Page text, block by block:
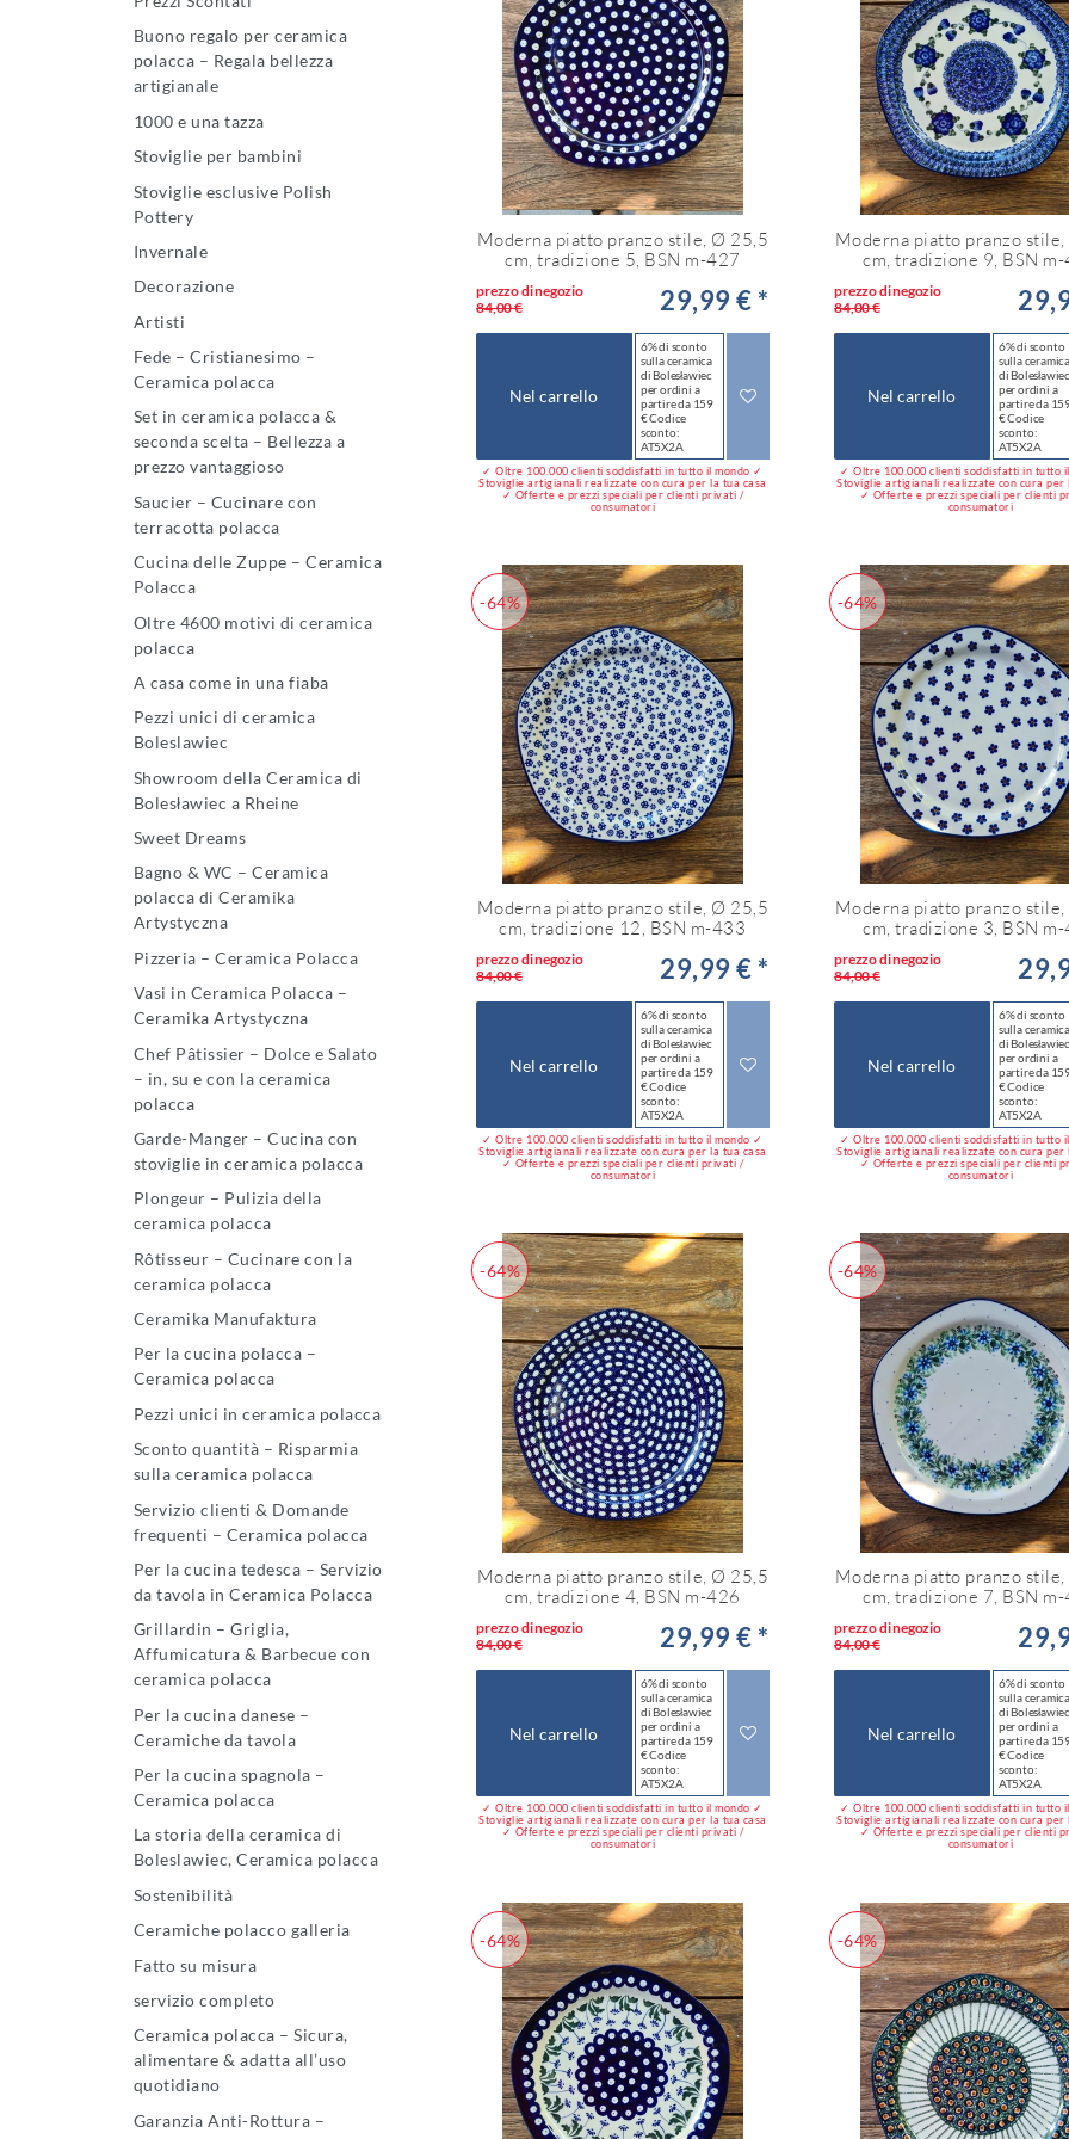
Buono regalo per ceramica
polacca – Regala bellezza
artigianale
1000 e una tazza
Stoviglie per bambini
Stoviglie esclusive Polish
Pottery
Invernale
Decorazione
Artisti
Fede – Cristianesimo –
Ceramica polacca
Set in ceramica polacca &
seconda scelta – Bellezza a
prezzo vantaggioso
Saucier – Cucinare con
terracotta polacca
Cucina delle Zuppe – Ceramica
Polacca
Oltre 4600 motivi di ceramica
polacca
A casa come in una fiaba
Pezzi unici di ceramica
Boleslawiec
Showroom della Ceramica di
Bolesławiec a Rheine
Sweet Dreams
Bagno & WC – Ceramica
polacca di Ceramika
Artystyczna
Pizzeria – Ceramica Polacca
Vasi in Ceramica Polacca –
Ceramika Artystyczna
Chef Pâtissier – Dolce e Salato
– in, su e con la ceramica
polacca
Garde-Manger – Cucina con
stoviglie in ceramica polacca
Plongeur – Pulizia della
ceramica polacca
Rôtisseur – Cucinare con la
ceramica polacca
Ceramika Manufaktura
Per la cucina polacca –
Ceramica polacca
Pezzi unici in ceramica polacca
Sconto quantità – Risparmia
sulla ceramica polacca
Servizio clienti & Domande
frequenti – Ceramica polacca
Per la cucina tedesca – Servizio
da tavola in Ceramica Polacca
Grillardin – Griglia,
Affumicatura & Barbecue con
ceramica polacca
Per la cucina danese –
Ceramiche da tavola
Per la cucina spagnola –
Ceramica polacca
La storia della ceramica di
Boleslawiec, Ceramica polacca
Sostenibilità
Ceramiche polacco galleria
Fatto su misura
servizio completo
Ceramica polacca – Sicura,
alimentare & adatta all’uso
quotidiano
Garanzia Anti-Rottura –
Moderna piatto pranzo stile, Ø 25,5
cm, tradizione 5, BSN m-427
prezzo di negozio
84,00 €
29,99 € *
Nel carrello
6% di sconto
sulla ceramica
di Bolesławiec
per ordini a
partire da 159
€ Codice
sconto:
AT5X2A
✓ Oltre 100.000 clienti soddisfatti in tutto il mondo ✓
Stoviglie artigianali realizzate con cura per la tua casa
✓ Offerte e prezzi speciali per clienti privati /
consumatori
Moderna piatto pranzo
cm, tradizione 9, BSN
prezzo di negozio
84,00 €
Nel carrello
6% di sconto
sulla ceramica
di Bolesławiec
per ordini a
partire da
€ Codice
sconto:
AT5X2A
✓ Oltre 100.000 clienti soddisfatti in tutto
Stoviglie artigianali realizzate con cura per
✓ Offerte e prezzi speciali per clienti
consumatori
-64%
Moderna piatto pranzo stile, Ø 25,5
cm, tradizione 12, BSN m-433
prezzo di negozio
84,00 €
29,99 € *
Nel carrello
6% di sconto
sulla ceramica
di Bolesławiec
per ordini a
partire da 159
€ Codice
sconto:
AT5X2A
✓ Oltre 100.000 clienti soddisfatti in tutto il mondo ✓
Stoviglie artigianali realizzate con cura per la tua casa
✓ Offerte e prezzi speciali per clienti privati /
consumatori
-64%
Moderna piatto pranzo
cm, tradizione 3, BSN
prezzo di negozio
84,00 €
Nel carrello
6% di sconto
sulla ceramica
di Bolesławiec
per ordini a
partire da
€ Codice
sconto:
AT5X2A
✓ Oltre 100.000 clienti soddisfatti in tutto
Stoviglie artigianali realizzate con cura per
✓ Offerte e prezzi speciali per clienti
consumatori
-64%
Moderna piatto pranzo stile, Ø 25,5
cm, tradizione 4, BSN m-426
prezzo di negozio
84,00 €
29,99 € *
Nel carrello
6% di sconto
sulla ceramica
di Bolesławiec
per ordini a
partire da 159
€ Codice
sconto:
AT5X2A
✓ Oltre 100.000 clienti soddisfatti in tutto il mondo ✓
Stoviglie artigianali realizzate con cura per la tua casa
✓ Offerte e prezzi speciali per clienti privati /
consumatori
-64%
Moderna piatto pranzo
cm, tradizione 7, BSN
prezzo di negozio
84,00 €
Nel carrello
6% di sconto
sulla ceramica
di Bolesławiec
per ordini a
partire da
€ Codice
sconto:
AT5X2A
✓ Oltre 100.000 clienti soddisfatti in tutto
Stoviglie artigianali realizzate con cura per
✓ Offerte e prezzi speciali per clienti
consumatori
-64% -64%